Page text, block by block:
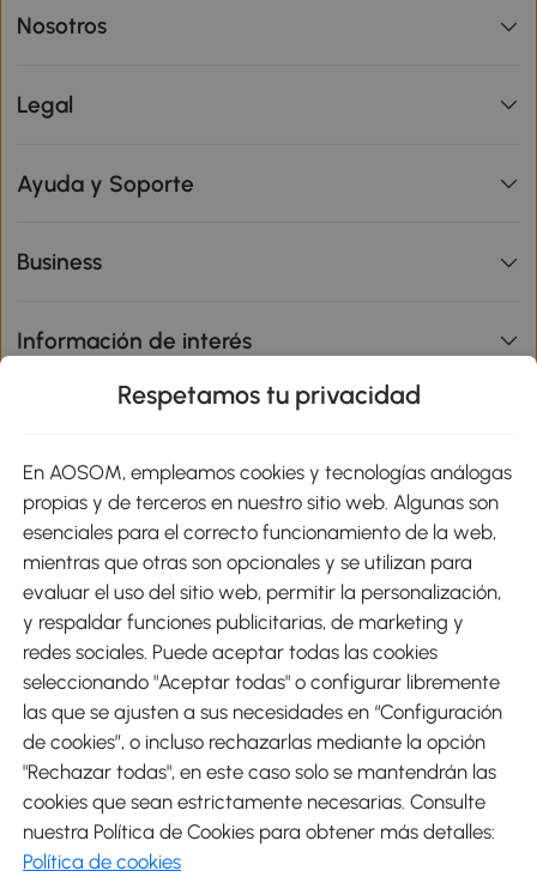
Nosotros
Legal
Ayuda y Soporte
Business
Información de interés
Métodos de Pago
Envíos
Descargar Aosom App
Google Play
Respetamos tu privacidad
En AOSOM, empleamos cookies y tecnologías análogas
propias y de terceros en nuestro sitio web. Algunas son
esenciales para el correcto funcionamiento de la web,
mientras que otras son opcionales y se utilizan para
evaluar el uso del sitio web, permitir la personalización,
y respaldar funciones publicitarias, de marketing y
redes sociales. Puede aceptar todas las cookies
seleccionando "Aceptar todas" o configurar libremente
las que se ajusten a sus necesidades en “Configuración
de cookies”, o incluso rechazarlas mediante la opción
"Rechazar todas", en este caso solo se mantendrán las
cookies que sean estrictamente necesarias. Consulte
nuestra Política de Cookies para obtener más detalles:
Política de cookies